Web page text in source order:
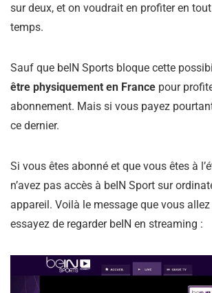
sur deux, et on voudrait en profiter en
temps.
Sauf que beIN Sports bloque cette
être physiquement en France pour
abonnement. Mais si vous payez
ce dernier.
Si vous êtes abonné et que vous êtes à
n’avez pas accès à beIN Sport sur
appareil. Voilà le message que vous
essayez de regarder beIN en streaming :